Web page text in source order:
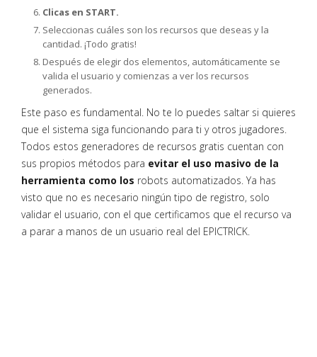
Clicas en START.
Seleccionas cuáles son los recursos que deseas y la
cantidad. ¡Todo gratis!
Después de elegir dos elementos, automáticamente se
valida el usuario y comienzas a ver los recursos
generados.
Este paso es fundamental. No te lo puedes saltar si quieres
que el sistema siga funcionando para ti y otros jugadores.
Todos estos generadores de recursos gratis cuentan con
sus propios métodos para evitar el uso masivo de la
herramienta como los robots automatizados. Ya has
visto que no es necesario ningún tipo de registro, solo
validar el usuario, con el que certificamos que el recurso va
a parar a manos de un usuario real del EPICTRICK.